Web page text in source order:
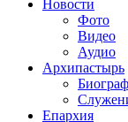
Новости
Фото
Видео
Аудио
Архипастырь
Епархия